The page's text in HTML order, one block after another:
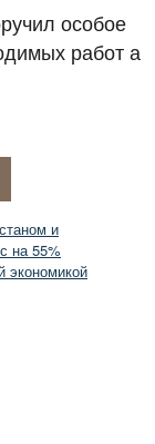
особое
работ а
и
на 55%
экономикой